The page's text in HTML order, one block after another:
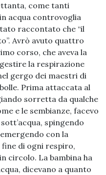
come tanti
acqua controvoglia
raccontato che “il
Avrò avuto quattro
corso, che aveva la
la respirazione
gergo dei maestri di
Prima attaccata al
sorretta da qualche
e le sembianze, facevo
spingendo
con la
di ogni respiro,
circolo. La bambina ha
dicevano a quanto